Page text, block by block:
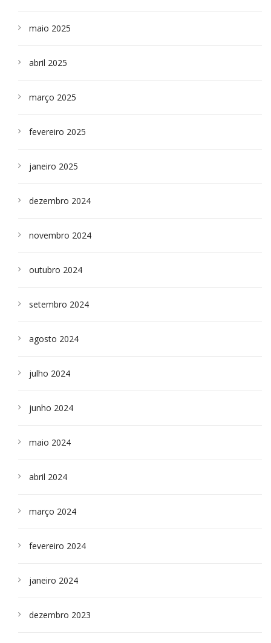
maio 2025
abril 2025
março 2025
fevereiro 2025
janeiro 2025
dezembro 2024
novembro 2024
outubro 2024
setembro 2024
agosto 2024
julho 2024
junho 2024
maio 2024
abril 2024
março 2024
fevereiro 2024
janeiro 2024
dezembro 2023